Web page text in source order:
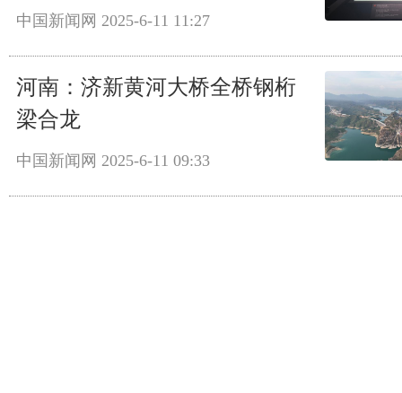
中国新闻网 2025-6-11 11:27
河南：济新黄河大桥全桥钢桁
梁合龙
中国新闻网 2025-6-11 09:33